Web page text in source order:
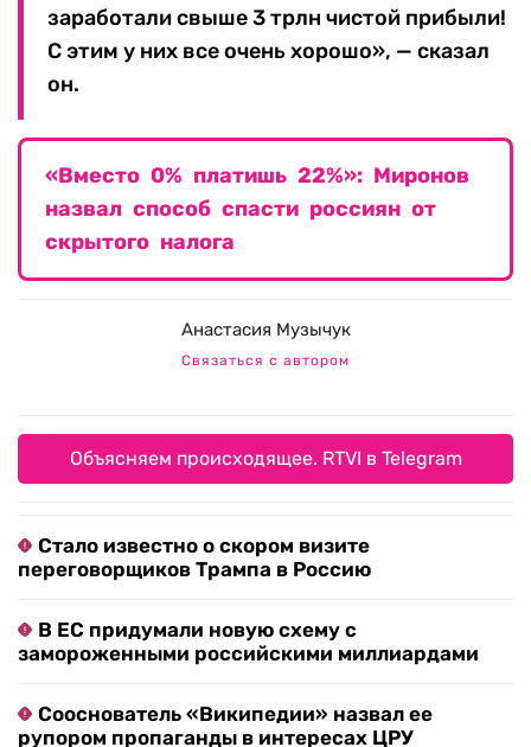
заработали свыше 3 трлн чистой прибыли!
С этим у них все очень хорошо», — сказал
он.
«Вместо 0% платишь 22%»: Миронов
назвал способ спасти россиян от
скрытого налога
Анастасия Музычук
Связаться с автором
Объясняем происходящее. RTVI в Telegram
Стало известно о скором визите
переговорщиков Трампа в Россию
В ЕС придумали новую схему с
замороженными российскими миллиардами
Сооснователь «Википедии» назвал ее
рупором пропаганды в интересах ЦРУ